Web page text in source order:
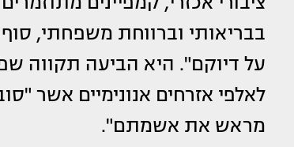
בבריאותי וברווחת משפחתי,
על דיוקם". היא הביעה תקווה
לאלפי אזרחים אנונימיים אשר
מראש את אשמתם".